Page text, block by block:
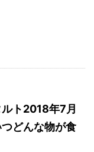
ト2018年7月
どんな物が食